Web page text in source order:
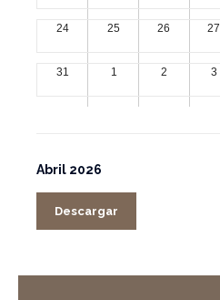
24 25 26 27
31 1 2 3
Abril 2026
Descargar